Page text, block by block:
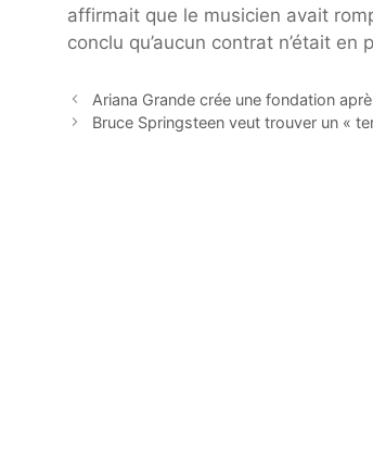
affirmait que le musicien avait
conclu qu’aucun contrat n’était
Ariana Grande crée une fondation
Bruce Springsteen veut trouver un «